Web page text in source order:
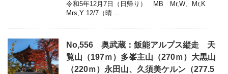
令和5年12月7日（日帰り） MB Mr,W、Mr,K
Mrs,Y 12/7（晴 ...
No,556 奥武蔵：飯能アルプス縦走 天
覧山（197ｍ）多峯主山（270ｍ）大黒山
（220ｍ）永田山、久須美ケルン（277.5